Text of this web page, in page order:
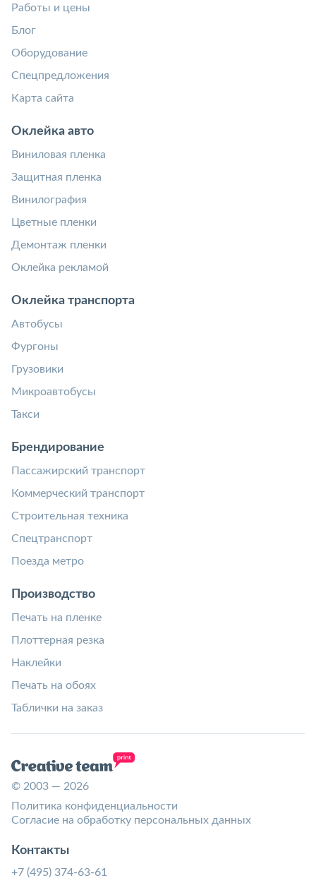
Работы и цены
Блог
Оборудование
Спецпредложения
Карта сайта
Оклейка авто
Виниловая пленка
Защитная пленка
Винилография
Цветные пленки
Демонтаж пленки
Оклейка рекламой
Оклейка транспорта
Автобусы
Фургоны
Грузовики
Микроавтобусы
Такси
Брендирование
Пассажирский транспорт
Коммерческий транспорт
Строительная техника
Спецтранспорт
Поезда метро
Производство
Печать на пленке
Плоттерная резка
Наклейки
Печать на обоях
Таблички на заказ
© 2003 — 2026
Политика конфиденциальности
Согласие на обработку персональных данных
Контакты
+7 (495) 374-63-61